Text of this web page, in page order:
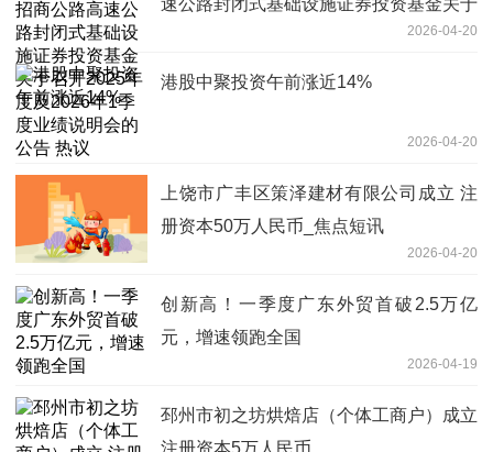
召开2025年度及2026年1季度业绩说明
会的公告 热议
2026-04-20
港股中聚投资午前涨近14%
2026-04-20
上饶市广丰区策泽建材有限公司成立 注
册资本50万人民币_焦点短讯
2026-04-20
创新高！一季度广东外贸首破2.5万亿
元，增速领跑全国
2026-04-19
邳州市初之坊烘焙店（个体工商户）成立
注册资本5万人民币